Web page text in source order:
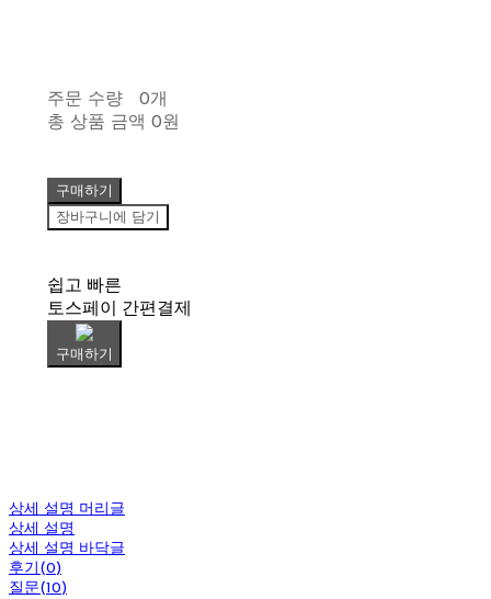
주문 수량
0개
총 상품 금액 0원
구매하기
장바구니에 담기
쉽고 빠른
토스페이 간편결제
구매하기
상세 설명 머리글
상세 설명
상세 설명 바닥글
후기(0)
질문(10)